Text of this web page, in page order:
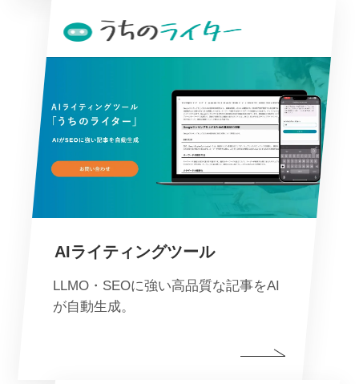
AIライティングツール
LLMO・SEOに強い高品質な記事をAI
が自動生成。